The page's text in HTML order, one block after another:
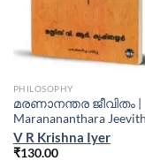
PHILOSOPHY
മരണാനന്തര ജീവിതം |
Maranananthara
V R Krishna Iyer
₹130.00